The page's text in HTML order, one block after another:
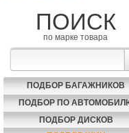
ПОИСК
по марке товара
ПОДБОР БАГАЖНИКОВ
ПОДБОР ПО
ПОДБОР ДИСКОВ